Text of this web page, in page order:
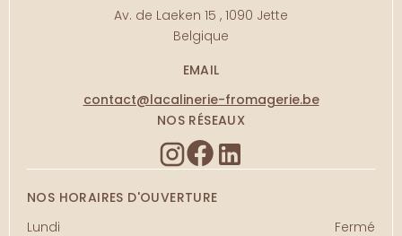
Av. de Laeken 15 , 1090 Jette
Belgique
EMAIL
contact@lacalinerie-fromagerie.be
NOS HORAIRES D'OUVERTURE
Lundi
Fermé
NOS RÉSEAUX